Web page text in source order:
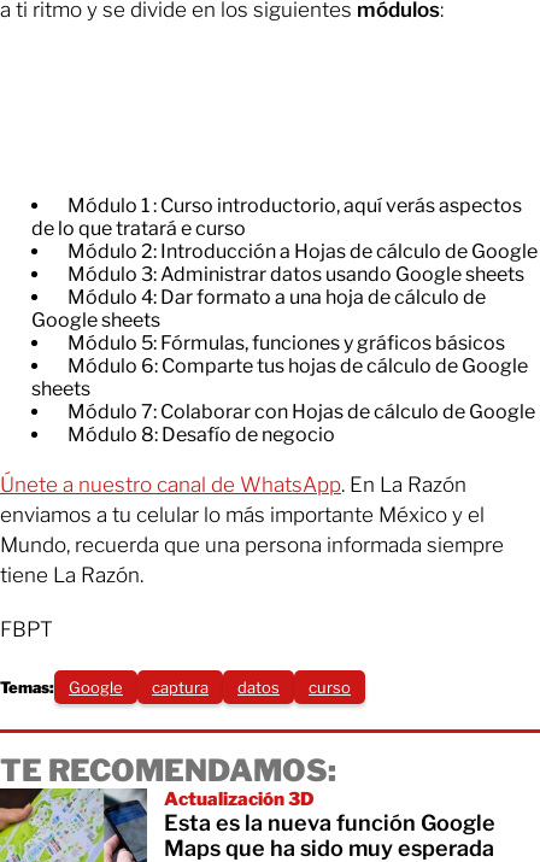
a ti ritmo y se divide en los siguientes módulos:
Módulo 1 : Curso introductorio, aquí verás aspectos
de lo que tratará e curso
Módulo 2: Introducción a Hojas de cálculo de Google
Módulo 3: Administrar datos usando Google sheets
Módulo 4: Dar formato a una hoja de cálculo de
Google sheets
Módulo 5: Fórmulas, funciones y gráficos básicos
Módulo 6: Comparte tus hojas de cálculo de Google
sheets
Módulo 7: Colaborar con Hojas de cálculo de Google
Módulo 8: Desafío de negocio
Únete a nuestro canal de WhatsApp. En La Razón
enviamos a tu celular lo más importante México y el
Mundo, recuerda que una persona informada siempre
tiene La Razón.
FBPT
Temas: Google captura datos curso
TE RECOMENDAMOS:
Actualización 3D
Esta es la nueva función Google
Maps que ha sido muy esperada